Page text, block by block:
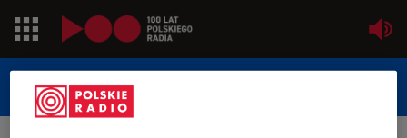
Jedynka
Dwójka
POLSKIEGO RADIA